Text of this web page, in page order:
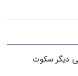
دیگر سکوت